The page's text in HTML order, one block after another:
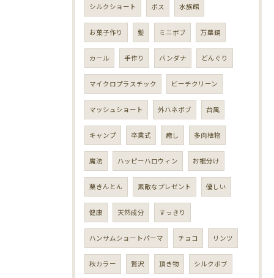
シルクショート ボス 水族館
お菓子作り 髪 ミニボブ 万華鏡
カール 手作り バンダナ どんぐり
マイクロプラスチック ビーチクリーン
マッシュショート 外ハネボブ 台風
キャンプ 卒業式 癒し 多肉植物
魔法 ハッピーハロウィン お裾分け
栗きんとん 素敵なプレゼント 優しい
健康 天然成分 すっきり
ハンサムショートパーマ チョコ リンツ
秋カラー 贅沢 頂き物 シルクボブ